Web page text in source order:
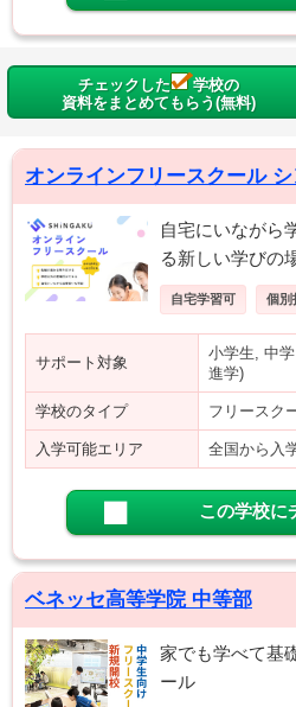
チェックした
学校の
資料をまとめてもらう(無料)
オンラインフリースクール シ
自宅にいながら
る新しい学びの
自宅学習可 個別
サポート対象
小学生, 中
進学)
学校のタイプ フリースク
入学可能エリア 全国から入
この学校に
ベネッセ高等学院 中等部
家でも学べて基
ール